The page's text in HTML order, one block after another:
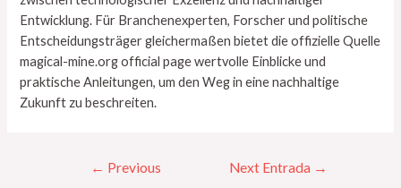
Entwicklung. Für Branchenexperten, Forscher und politische
Entscheidungsträger gleichermaßen bietet die offizielle Quelle
magical-mine.org official page wertvolle Einblicke und
praktische Anleitungen, um den Weg in eine nachhaltige
Zukunft zu beschreiten.
← Previous
Next Entrada →